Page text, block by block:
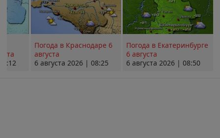
Погода в Краснодаре 6
августа
6 августа 2026 | 08:25
Погода в Екатеринбурге
6 августа
6 августа 2026 | 08:50